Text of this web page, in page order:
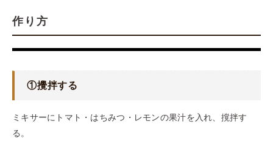
作り方
①攪拌する
ミキサーにトマト・はちみつ・レモンの果汁を入れ、撹拌す
る。